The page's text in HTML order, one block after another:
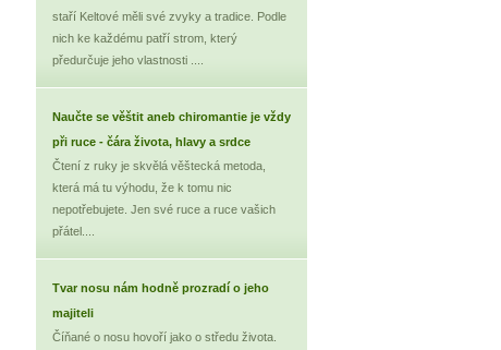
staří Keltové měli své zvyky a tradice. Podle
nich ke každému patří strom, který
předurčuje jeho vlastnosti ....
Naučte se věštit aneb chiromantie je vždy
při ruce - čára života, hlavy a srdce
Čtení z ruky je skvělá věštecká metoda,
která má tu výhodu, že k tomu nic
nepotřebujete. Jen své ruce a ruce vašich
přátel....
Tvar nosu nám hodně prozradí o jeho
majiteli
Číňané o nosu hovoří jako o středu života.